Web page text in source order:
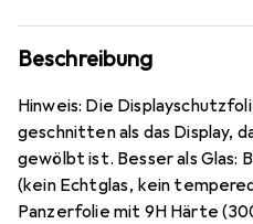
Beschreibung
Hinweis: Die
geschnitten als das Display,
gewölbt ist. Besser als
(kein Echtglas, kein
Panzerfolie mit 9H Härte